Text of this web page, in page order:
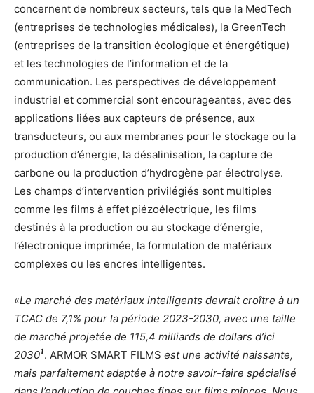
concernent de nombreux secteurs, tels que la MedTech
(entreprises de technologies médicales), la GreenTech
(entreprises de la transition écologique et énergétique)
et les technologies de l’information et de la
communication. Les perspectives de développement
industriel et commercial sont encourageantes, avec des
applications liées aux capteurs de présence, aux
transducteurs, ou aux membranes pour le stockage ou la
production d’énergie, la désalinisation, la capture de
carbone ou la production d’hydrogène par électrolyse.
Les champs d’intervention privilégiés sont multiples
comme les films à effet piézoélectrique, les films
destinés à la production ou au stockage d’énergie,
l’électronique imprimée, la formulation de matériaux
complexes ou les encres intelligentes.
«Le marché des matériaux intelligents devrait croître à un
TCAC de 7,1% pour la période 2023-2030, avec une taille
de marché projetée de 115,4 milliards de dollars d’ici
20301. ARMOR SMART FILMS est une activité naissante,
mais parfaitement adaptée à notre savoir-faire spécialisé